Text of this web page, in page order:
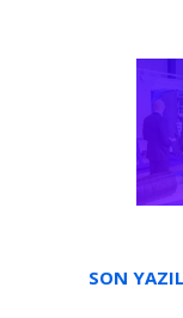
SON